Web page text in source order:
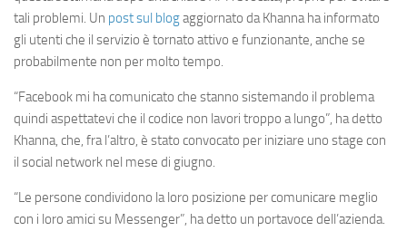
tali problemi. Un post sul blogaggiornato da Khanna ha informato
gli utenti che il servizio è tornato attivo e funzionante, anche se
probabilmente non per molto tempo.
“Facebook mi ha comunicato che stanno sistemando il problema
quindi aspettatevi che il codice non lavori troppo a lungo”, ha detto
Khanna, che, fra l’altro, è stato convocato per iniziare uno stage con
il social network nel mese di giugno.
“Le persone condividono la loro posizione per comunicare meglio
con i loro amici su Messenger”, ha detto un portavoce dell’azienda.